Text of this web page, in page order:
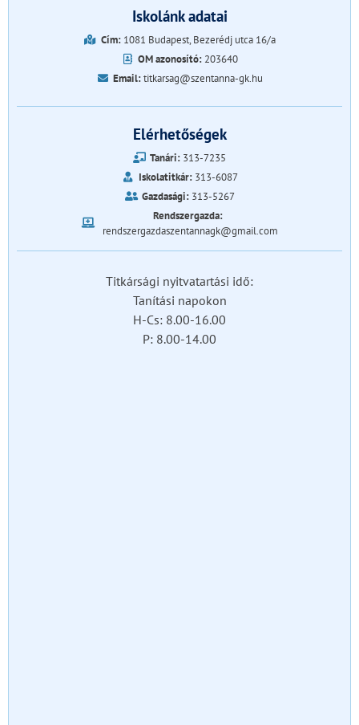
Iskolánk adatai
Cím:1081 Budapest, Bezerédj utca 16/a
OM azonosító: 203640
Email:titkarsag@szentanna-gk.hu
Elérhetőségek
Tanári: 313-7235
Iskolatitkár:313-6087
Gazdasági:313-5267
Rendszergazda:
rendszergazdaszentannagk@gmail.com
Titkársági nyitvatartási idő:
Tanítási napokon
H-Cs: 8.00-16.00
P: 8.00-14.00